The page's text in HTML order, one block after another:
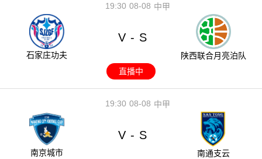
08-08
19:30 中甲
石家庄功夫
V - S
陕西联合月亮泊队
直播中
08-08
19:30 中甲
南京城市
V - S
南通支云